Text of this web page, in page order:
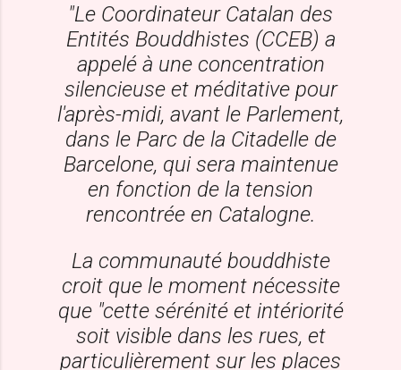
"Le Coordinateur Catalan des
Entités Bouddhistes (CCEB) a
appelé à une concentration
silencieuse et méditative pour
l'après-midi, avant le Parlement,
dans le Parc de la Citadelle de
Barcelone, qui sera maintenue
en fonction de la tension
rencontrée en Catalogne.
La communauté bouddhiste
croit que le moment nécessite
que "cette sérénité et intériorité
soit visible dans les rues, et
particulièrement sur les places